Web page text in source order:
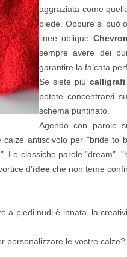
aggraziata come
piede. Oppure si può
linee oblique Chevron
sempre avere dei
garantire la falcata
Se siete più calligrafi
potete concentrarvi
schema puntinato.
Agendo con parole
antiscivolo per "bride to
Le classiche parole "dream",
d'idee che non teme
a piedi nudi è innata, la
personalizzare le vostre calze?